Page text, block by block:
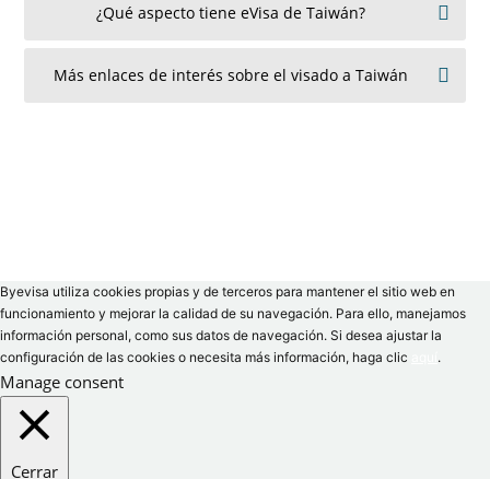
¿Qué aspecto tiene eVisa de Taiwán?
Más enlaces de interés sobre el visado a Taiwán
Byevisa utiliza cookies propias y de terceros para mantener el sitio web en
funcionamiento y mejorar la calidad de su navegación. Para ello, manejamos
información personal, como sus datos de navegación. Si desea ajustar la
configuración de las cookies o necesita más información, haga clic
.
Manage consent
Cerrar